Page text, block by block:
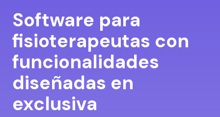
Software para
fisioterapeutas con
funcionalidades
diseñadas en
exclusiva